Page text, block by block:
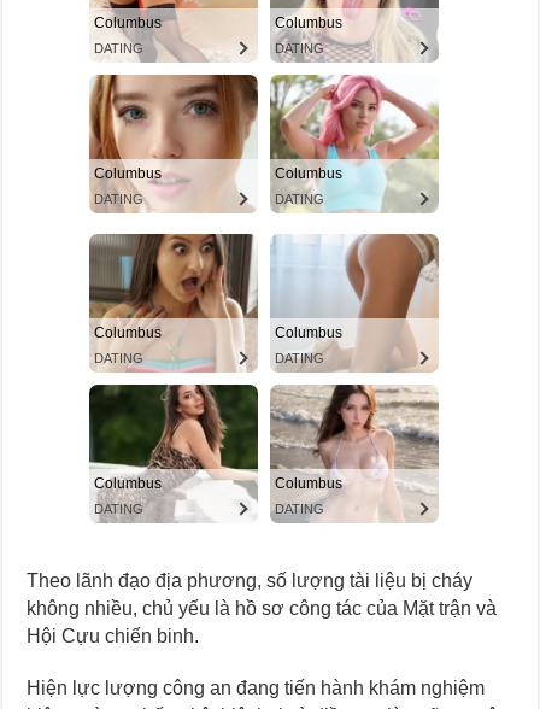
Theo lãnh đạo địa phương, số lượng tài liệu bị cháy
không nhiều, chủ yếu là hồ sơ công tác của Mặt trận và
Hội Cựu chiến binh.
Hiện lực lượng công an đang tiến hành khám nghiệm